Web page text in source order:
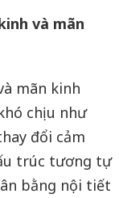
và mãn
mãn kinh
chịu như
đổi cảm
trúc tương tự
bằng nội tiết